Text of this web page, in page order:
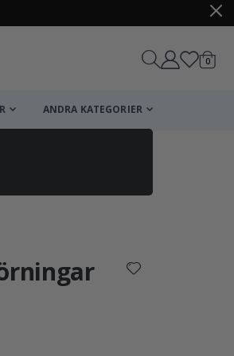
0
ANDRA KATEGORIER